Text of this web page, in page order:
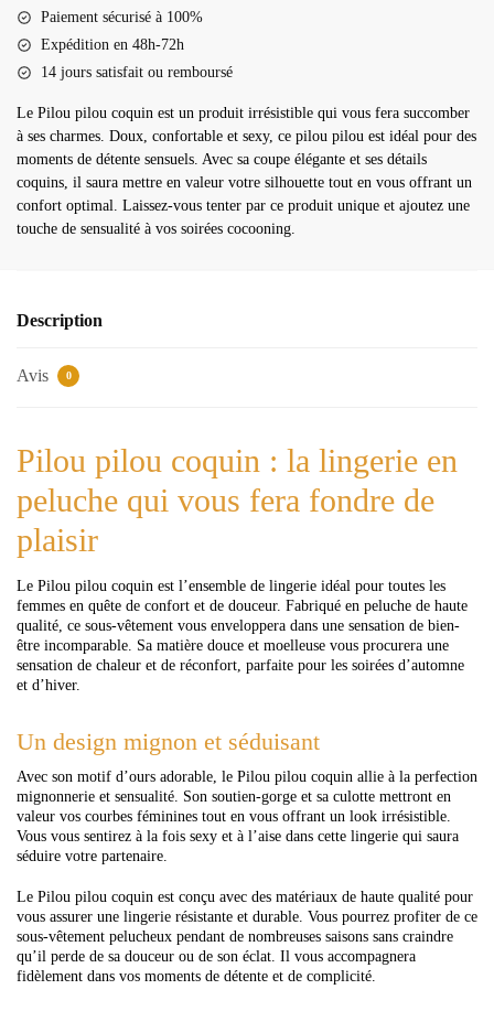
Paiement sécurisé à 100%
Expédition en 48h-72h
14 jours satisfait ou remboursé
Le Pilou pilou coquin est un produit irrésistible qui vous fera succomber
à ses charmes. Doux, confortable et sexy, ce pilou pilou est idéal pour des
moments de détente sensuels. Avec sa coupe élégante et ses détails
coquins, il saura mettre en valeur votre silhouette tout en vous offrant un
confort optimal. Laissez-vous tenter par ce produit unique et ajoutez une
touche de sensualité à vos soirées cocooning.
Description
Avis 0
Pilou pilou coquin : la lingerie en
peluche qui vous fera fondre de
plaisir
Le Pilou pilou coquin est l’ensemble de lingerie idéal pour toutes les
femmes en quête de confort et de douceur. Fabriqué en peluche de haute
qualité, ce sous-vêtement vous enveloppera dans une sensation de bien-
être incomparable. Sa matière douce et moelleuse vous procurera une
sensation de chaleur et de réconfort, parfaite pour les soirées d’automne
et d’hiver.
Un design mignon et séduisant
Avec son motif d’ours adorable, le Pilou pilou coquin allie à la perfection
mignonnerie et sensualité. Son soutien-gorge et sa culotte mettront en
valeur vos courbes féminines tout en vous offrant un look irrésistible.
Vous vous sentirez à la fois sexy et à l’aise dans cette lingerie qui saura
séduire votre partenaire.
Le Pilou pilou coquin est conçu avec des matériaux de haute qualité pour
vous assurer une lingerie résistante et durable. Vous pourrez profiter de ce
sous-vêtement pelucheux pendant de nombreuses saisons sans craindre
qu’il perde de sa douceur ou de son éclat. Il vous accompagnera
fidèlement dans vos moments de détente et de complicité.